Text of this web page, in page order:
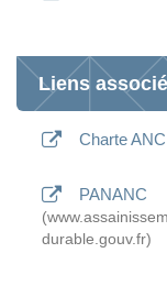
Liens
Charte ANC
PANANC
durable.gouv.fr